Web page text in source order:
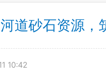
道砂石资源
10:42